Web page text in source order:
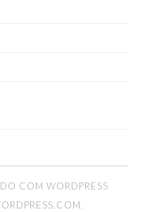
COM WORDPRESS
.